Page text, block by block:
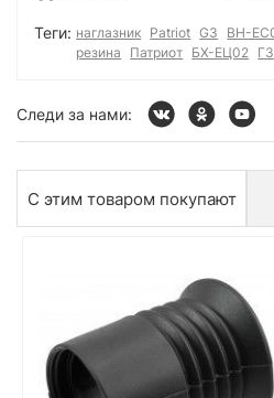
Теги: наглазник Patriot G3 BH-
резина
Патриот БХ-ЕЦ02 Г3
Следи за нами:
С этим товаром покупают